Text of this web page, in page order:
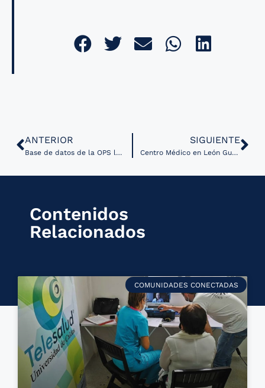
ANTERIOR
Base de datos de la OPS logra la marca de un millón de documentos
SIGUIENTE
Centro Médico en León Guanajuato amplía su atención gracias a Unidad Digital
Contenidos
Relacionados
COMUNIDADES CONECTADAS